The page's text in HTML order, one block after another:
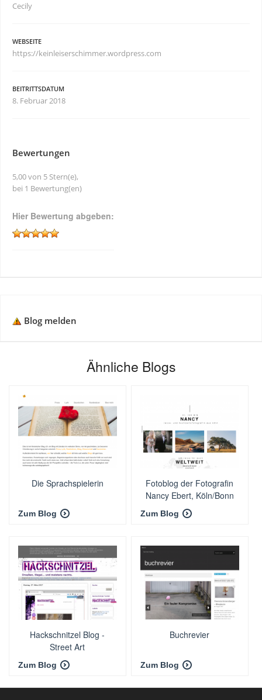
Cecily
WEBSEITE
https://keinleiserschimmer.wordpress.com
BEITRITTSDATUM
8. Februar 2018
Bewertungen
5,00 von 5 Stern(e),
bei 1 Bewertung(en)
Hier Bewertung abgeben:
Blog melden
Ähnliche Blogs
Die Sprachspielerin
Zum Blog
Fotoblog der Fotografin
Nancy Ebert, Köln/Bonn
Zum Blog
Hackschnitzel Blog -
Street Art
Zum Blog
Buchrevier
Zum Blog